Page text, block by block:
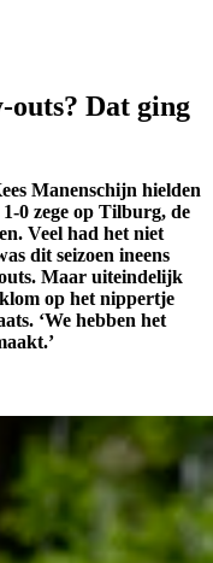
Dat ging
Manenschijn hielden
0 zege op Tilburg, de
Veel had het niet
dit seizoen ineens
Maar uiteindelijk
op het nippertje
‘We hebben het